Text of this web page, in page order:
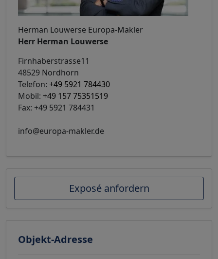
Herman Louwerse Europa-Makler
Herr Herman Louwerse
Firnhaberstrasse11
48529 Nordhorn
Telefon: +49 5921 784430
Mobil: +49 157 75351519
Fax: +49 5921 784431
info@europa-makler.de
Exposé anfordern
Objekt-Adresse